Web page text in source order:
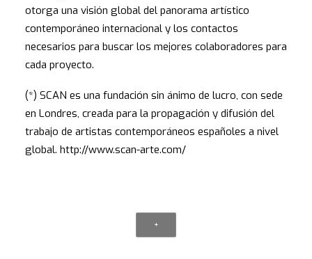
otorga una visión global del panorama artístico
contemporáneo internacional y los contactos
necesarios para buscar los mejores colaboradores para
cada proyecto.
(*) SCAN es una fundación sin ánimo de lucro, con sede
en Londres, creada para la propagación y difusión del
trabajo de artistas contemporáneos españoles a nivel
global. http://www.scan-arte.com/
+